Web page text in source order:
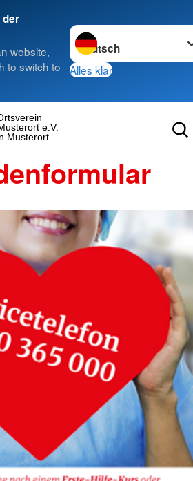
der
website,
to switch to
Sprache wechseln zu
Alles klar
Musterort
e.V.